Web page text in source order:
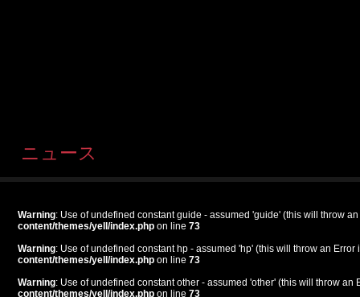
ニュース
Warning: Use of undefined constant guide - assumed 'guide' (this will throw
content/themes/yell/index.php on line73
Warning: Use of undefined constant hp - assumed 'hp' (this will throw an
content/themes/yell/index.php on line73
Warning: Use of undefined constant other - assumed 'other' (this will throw
content/themes/yell/index.php on line73